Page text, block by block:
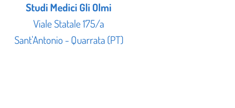
Studi Medici Gli Olmi
Viale Statale 175/a
Sant'Antonio - Quarrata (PT)